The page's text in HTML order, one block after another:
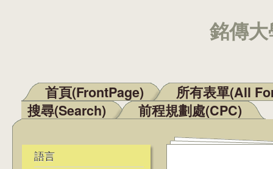
銘傳
主選單
首頁(FrontPage)
所有表單(All
搜尋(Search)
前程規劃處(CPC)
語言